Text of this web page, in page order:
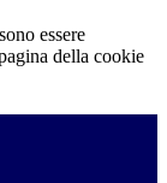
essere
della cookie